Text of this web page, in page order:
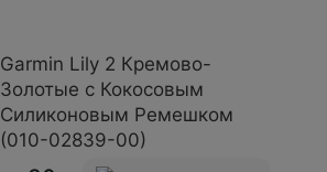
Garmin Lily 2 Кремово-
Золотые с Кокосовым
Силиконовым Ремешком
(010-02839-00)